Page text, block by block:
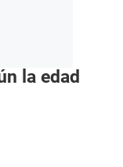
la edad